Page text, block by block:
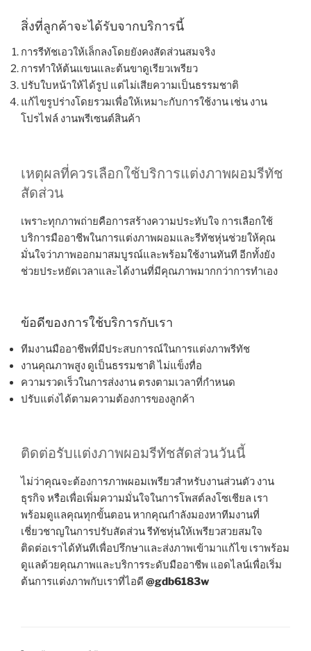
สิ่งที่ลูกค้าจะได้รับจากบริการนี้
การรีทัชเอวให้เล็กลงโดยยังคงสัดส่วนสมจริง
การทำให้ต้นแขนและต้นขาดูเรียวเพรียว
ปรับใบหน้าให้ได้รูป แต่ไม่เสียความเป็นธรรมชาติ
แก้ไขรูปร่างโดยรวมเพื่อให้เหมาะกับการใช้งาน เช่น งาน
โปรไฟล์ งานพรีเซนต์สินค้า
เหตุผลที่ควรเลือกใช้บริการแต่งภาพผอมรีทัช
สัดส่วน
เพราะทุกภาพถ่ายคือการสร้างความประทับใจ การเลือกใช้
บริการมืออาชีพในการแต่งภาพผอมและรีทัชหุ่นช่วยให้คุณ
มั่นใจว่าภาพออกมาสมบูรณ์และพร้อมใช้งานทันที อีกทั้งยัง
ช่วยประหยัดเวลาและได้งานที่มีคุณภาพมากกว่าการทำเอง
ข้อดีของการใช้บริการกับเรา
ทีมงานมืออาชีพที่มีประสบการณ์ในการแต่งภาพรีทัช
งานคุณภาพสูง ดูเป็นธรรมชาติ ไม่แข็งทื่อ
ความรวดเร็วในการส่งงาน ตรงตามเวลาที่กำหนด
ปรับแต่งได้ตามความต้องการของลูกค้า
ติดต่อรับแต่งภาพผอมรีทัชสัดส่วนวันนี้
ไม่ว่าคุณจะต้องการภาพผอมเพรียวสำหรับงานส่วนตัว งาน
ธุรกิจ หรือเพื่อเพิ่มความมั่นใจในการโพสต์ลงโซเชียล เรา
พร้อมดูแลคุณทุกขั้นตอน หากคุณกำลังมองหาทีมงานที่
เชี่ยวชาญในการปรับสัดส่วน รีทัชหุ่นให้เพรียวสวยสมใจ
ติดต่อเราได้ทันทีเพื่อปรึกษาและส่งภาพเข้ามาแก้ไข เราพร้อม
ดูแลด้วยคุณภาพและบริการระดับมืออาชีพ แอดไลน์เพื่อเริ่ม
ต้นการแต่งภาพกับเราที่ไอดี @gdb6183w